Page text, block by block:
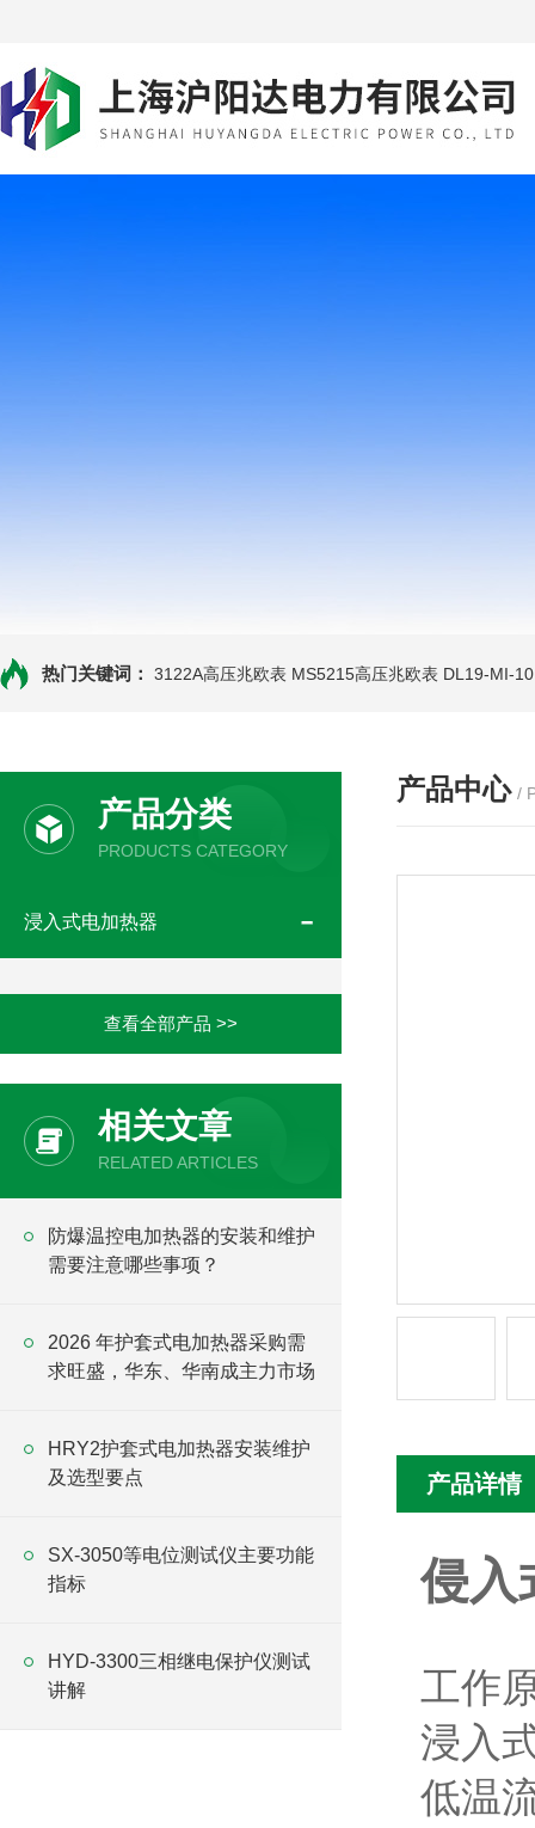
热门关键词： 3122A高压兆欧表 MS5215高压兆欧表 DL19-MI-
产品分类
PRODUCTS CATEGORY
浸入式电加热器
查看全部产品 >>
相关文章
RELATED ARTICLES
防爆温控电加热器的安装和维护
需要注意哪些事项？
2026 年护套式电加热器采购需
求旺盛，华东、华南成主力市场
HRY2护套式电加热器安装维护
及选型要点
SX-3050等电位测试仪主要功能
指标
HYD-3300三相继电保护仪测试
讲解
产品中心 /
产品详情
侵入
工作
浸入
低温